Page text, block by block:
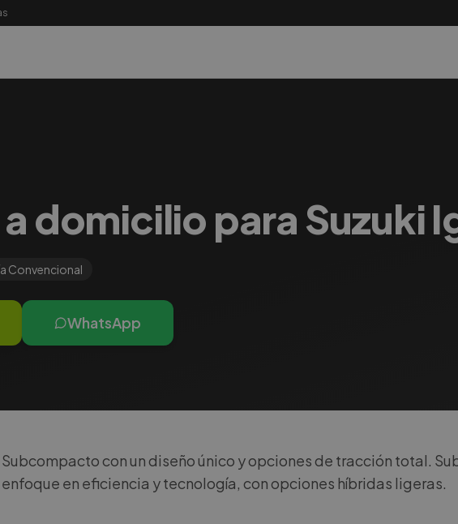
domicilio para Suzuki
Convencional
WhatsApp
Subcompacto con un diseño único y opciones de tracción total.
enfoque en eficiencia y tecnología, con opciones híbridas ligeras.